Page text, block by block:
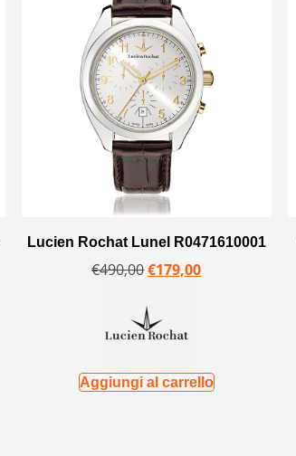
Lucien Rochat Lunel R0471610001
€490,00€179,00
Aggiungi al carrello